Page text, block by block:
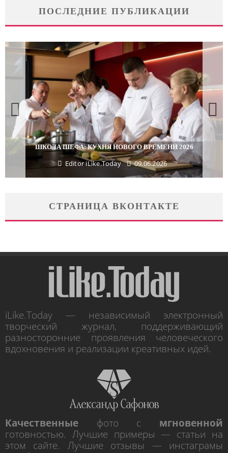
ПОСЛЕДНИЕ ПУБЛИКАЦИИ
ШКОЛА ШЕФА: КУХНЯ НОВОГО ВРЕМЕНИ 2026
Editor iLike.Today 09.06.2026
СТРАНИЦА ВКОНТАКТЕ
iLike.Today — независимый электронный
творческий журнал, поддерживающий
разносторонние проявления человеческого
вдохновения и реализации креативных идей.
Качественные фото с мгновенной
готовностью. Лучшие примеры — статьи на
этом сайте. Лучшие отзывы — инстаграмы